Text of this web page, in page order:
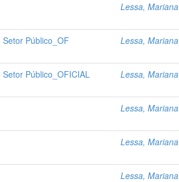
Lessa, Mariana
Público_OF Lessa, Mariana
Público_OFICIAL Lessa, Mariana
Lessa, Mariana
Lessa, Mariana
Lessa, Mariana